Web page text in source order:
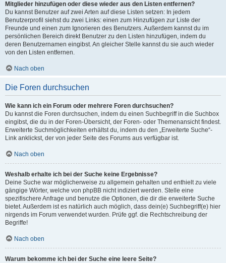
Mitglieder hinzufügen oder diese wieder aus den Listen entfernen?
Du kannst Benutzer auf zwei Arten auf diese Listen setzen: In jedem
Benutzerprofil siehst du zwei Links: einen zum Hinzufügen zur Liste der
Freunde und einen zum Ignorieren des Benutzers. Außerdem kannst du im
persönlichen Bereich direkt Benutzer zu den Listen hinzufügen, indem du
deren Benutzernamen eingibst. An gleicher Stelle kannst du sie auch wieder
von den Listen entfernen.
Nach oben
Die Foren durchsuchen
Wie kann ich ein Forum oder mehrere Foren durchsuchen?
Du kannst die Foren durchsuchen, indem du einen Suchbegriff in die Suchbox
eingibst, die du in der Foren-Übersicht, der Foren- oder Themenansicht findest.
Erweiterte Suchmöglichkeiten erhältst du, indem du den „Erweiterte Suche“-
Link anklickst, der von jeder Seite des Forums aus verfügbar ist.
Nach oben
Weshalb erhalte ich bei der Suche keine Ergebnisse?
Deine Suche war möglicherweise zu allgemein gehalten und enthielt zu viele
gängige Wörter, welche von phpBB nicht indiziert werden. Stelle eine
spezifischere Anfrage und benutze die Optionen, die dir die erweiterte Suche
bietet. Außerdem ist es natürlich auch möglich, dass dein(e) Suchbegriff(e) hier
nirgends im Forum verwendet wurden. Prüfe ggf. die Rechtschreibung der
Begriffe!
Nach oben
Warum bekomme ich bei der Suche eine leere Seite?